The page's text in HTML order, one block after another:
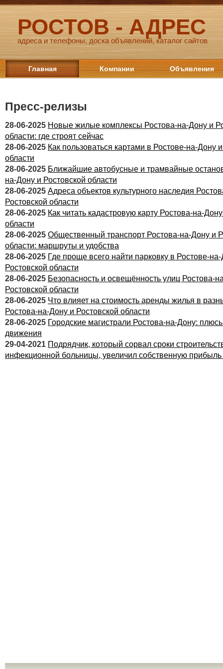
РОСТОВ - АДРЕС
адреса и телефоны, доска объявлений, каталог сайтов
Главная Компании Объявления
Пресс-релизы
28-06-2025 Новые жилые комплексы Ростова-на-Дону и
области: где строят сейчас
28-06-2025 Как пользоваться картами в Ростове-на-Дону
области
28-06-2025 Ближайшие автобусные и трамвайные
на-Дону и Ростовской области
28-06-2025 Адреса объектов культурного наследия
Ростовской области
28-06-2025 Как читать кадастровую карту Ростова-на-
области
28-06-2025 Общественный транспорт Ростова-на-Дону и
области: маршруты и удобства
28-06-2025 Где проще всего найти парковку в Ростове-
Ростовской области
28-06-2025 Безопасность и освещённость улиц Ростова-
Ростовской области
28-06-2025 Что влияет на стоимость аренды жилья в
Ростова-на-Дону и Ростовской области
28-06-2025 Городские магистрали Ростова-на-Дону:
движения
29-04-2021 Подрядчик, который сорвал сроки
инфекционной больницы, увеличил собственную прибыль